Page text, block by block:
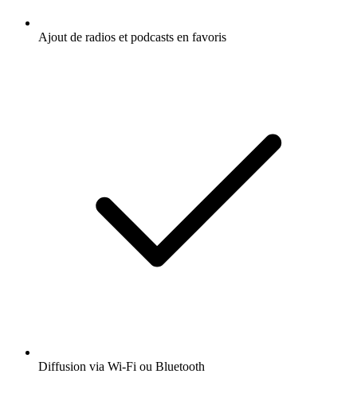
Ajout de radios et podcasts en favoris
Diffusion via Wi-Fi ou Bluetooth